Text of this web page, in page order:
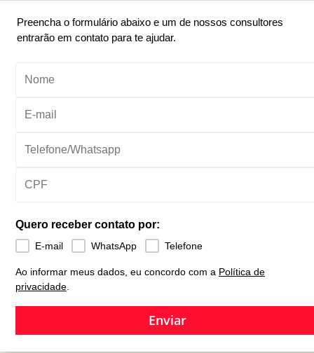
Preencha o formulário abaixo e um de nossos consultores
entrarão em contato para te ajudar.
Quero receber contato por:
E-mail WhatsApp Telefone
Ao informar meus dados, eu concordo com a Política de
privacidade.
Enviar